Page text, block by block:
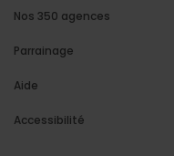
Nos 350 agences
Parrainage
Aide
Accessibilité